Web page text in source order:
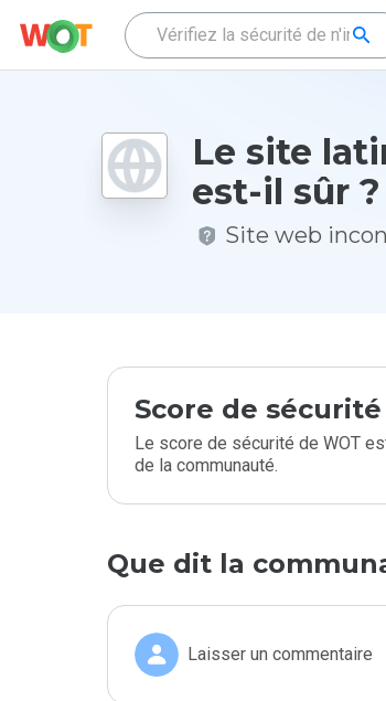
Le site
est-il sûr ?
Site web
Score de
Le score de sécurité de WOT
de la communauté.
Que dit la
Laisser un commentaire